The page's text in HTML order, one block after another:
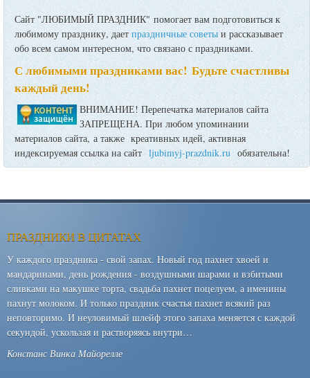
Сайт "ЛЮБИМЫЙ ПРАЗДНИК" помогает вам подготовиться к
любимому празднику, даетпраздничные советы и рассказывает
обо всем самом интересном, что связано с праздниками.
С любимыми праздниками вас! Будьте счастливы
каждый день!
ВНИМАНИЕ! Перепечатка материалов сайта
ЗАПРЕЩЕНА. При любом упоминании
материалов сайта, а также креативных идей, активная
индексируемая ссылка на сайт ljubimyj-prazdnik.ruобязательна!
ПРАЗДНИКИ В ЦИТАТАХ
У каждого праздника - свой запах. Новый год пахнет хвоей и
мандаринами, день рождения - воздушными шарами и взбитыми
сливками на макушке торта, свадьба пахнет поцелуем, а именины
пахнут молоком. И только праздник счастья пахнет всякий раз
неповторимо. И неуловимый шлейф этого запаха меняется с каждой
секундой, ускользая и растворяясь внутри…
Констанс Винка Майорелле